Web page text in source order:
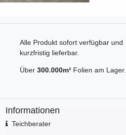
Alle Produkt sofort verfügbar und
kurzfristig lieferbar.
Über 300.000m² Folien am Lager.
Informationen
Teichberater